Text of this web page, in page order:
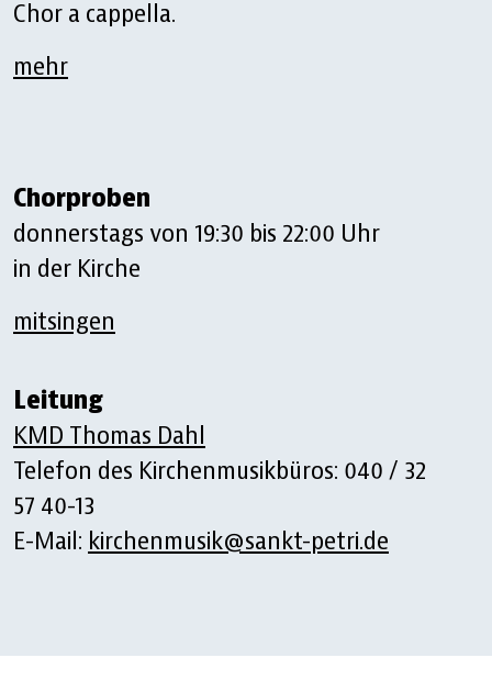
Chor a cappella.
mehr
Chorproben
donnerstags von 19:30 bis 22:00 Uhr
in der Kirche
mitsingen
Leitung
KMD Thomas Dahl
Telefon des Kirchenmusikbüros: 040 / 32
57 40-13
E-Mail: kirchenmusik@sankt-petri.de